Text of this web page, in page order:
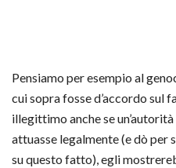
Pensiamo per esempio al
cui sopra fosse d’accordo sul
illegittimo anche se
attuasse legalmente (e dò per
su questo fatto), egli